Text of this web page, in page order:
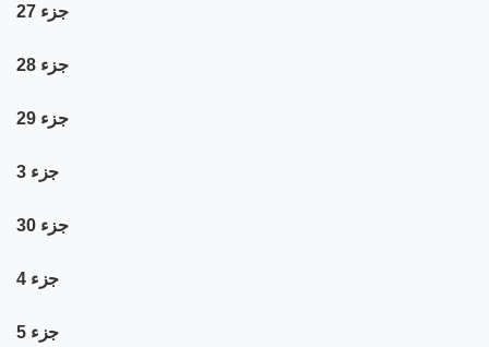
جزء 27
جزء 28
جزء 29
جزء 3
جزء 30
جزء 4
جزء 5